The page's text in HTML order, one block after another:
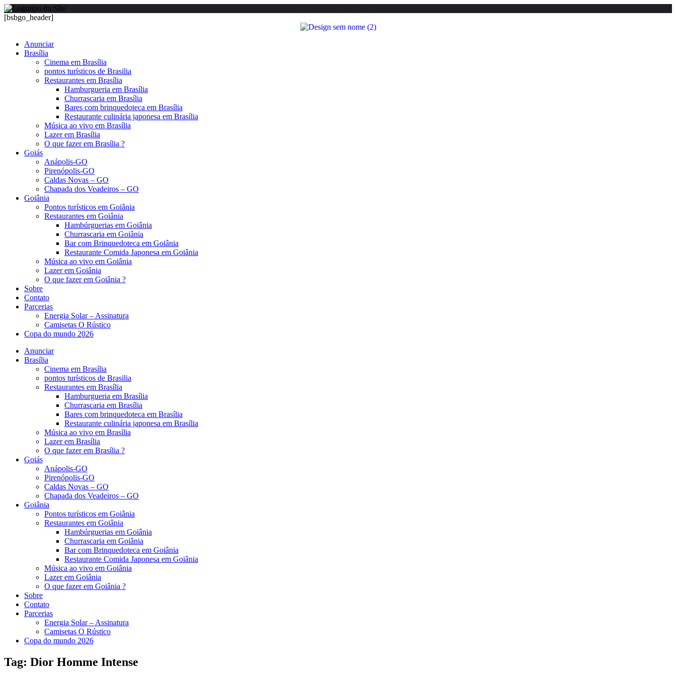
[bsbgo_header]
Anunciar
Brasília
Cinema em Brasília
pontos turísticos de Brasilia
Restaurantes em Brasília
Hamburgueria em Brasília
Churrascaria em Brasília
Bares com brinquedoteca em Brasília
Restaurante culinária japonesa em Brasília
Música ao vivo em Brasília
Lazer em Brasília
O que fazer em Brasília ?
Goiás
Anápolis-GO
Pirenópolis-GO
Caldas Novas – GO
Chapada dos Veadeiros – GO
Goiânia
Pontos turísticos em Goiânia
Restaurantes em Goiânia
Hambúrguerias em Goiânia
Churrascaria em Goiânia
Bar com Brinquedoteca em Goiânia
Restaurante Comida Japonesa em Goiânia
Música ao vivo em Goiânia
Lazer em Goiânia
O que fazer em Goiânia ?
Sobre
Contato
Parcerias
Energia Solar – Assinatura
Camisetas O Rústico
Copa do mundo 2026
Anunciar
Brasília
Cinema em Brasília
pontos turísticos de Brasilia
Restaurantes em Brasília
Hamburgueria em Brasília
Churrascaria em Brasília
Bares com brinquedoteca em Brasília
Restaurante culinária japonesa em Brasília
Música ao vivo em Brasília
Lazer em Brasília
O que fazer em Brasília ?
Goiás
Anápolis-GO
Pirenópolis-GO
Caldas Novas – GO
Chapada dos Veadeiros – GO
Goiânia
Pontos turísticos em Goiânia
Restaurantes em Goiânia
Hambúrguerias em Goiânia
Churrascaria em Goiânia
Bar com Brinquedoteca em Goiânia
Restaurante Comida Japonesa em Goiânia
Música ao vivo em Goiânia
Lazer em Goiânia
O que fazer em Goiânia ?
Sobre
Contato
Parcerias
Energia Solar – Assinatura
Camisetas O Rústico
Copa do mundo 2026
Tag: Dior Homme Intense